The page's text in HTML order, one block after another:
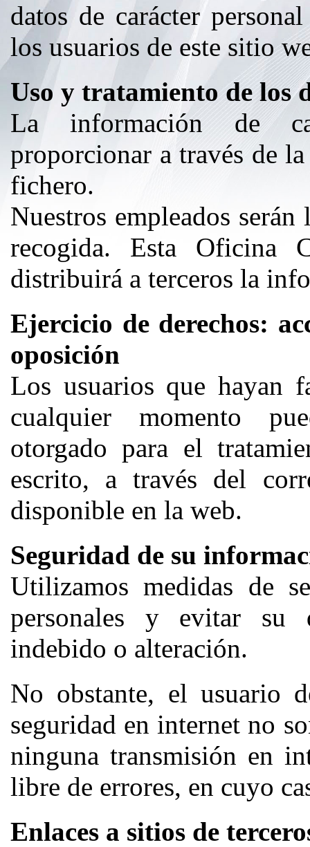
datos de carácter
los usuarios de este sitio
Uso y tratamiento de los
La información de
proporcionar a través de
fichero.
Nuestros empleados
recogida. Esta Oficina
distribuirá a terceros la
Ejercicio de derechos:
oposición
Los usuarios que hayan
cualquier momento
otorgado para el
escrito, a través del
disponible en la web.
Seguridad de su
Utilizamos medidas de
personales y evitar su
indebido o alteración.
No obstante, el usuario
seguridad en internet no
ninguna transmisión en
libre de errores, en cuyo
Enlaces a sitios de